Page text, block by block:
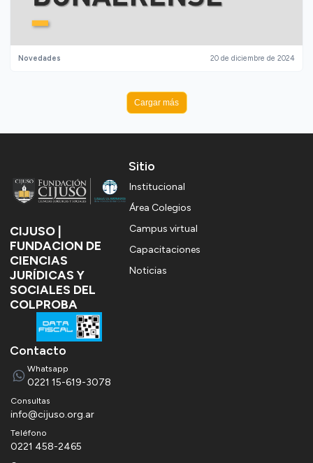
Novedades 20 de diciembre de 2024
Cargar más
CIJUSO |
FUNDACION DE
CIENCIAS
JURÍDICAS Y
SOCIALES DEL
COLPROBA
Sitio
Institucional
Área Colegios
Campus virtual
Capacitaciones
Noticias
Contacto
Whatsapp
0221 15-619-3078
consultas
info@cijuso.org.ar
Teléfono
0221 458-2465